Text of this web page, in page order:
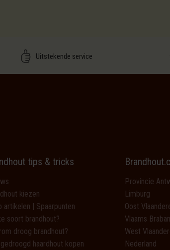
Uitstekende service
tips & tricks
kiezen
artikelen | Spaarpunten
soort brandhout?
droog brandhout?
haardhout kopen
Provincie
Limburg
Oost
Vlaams
West
Nederland